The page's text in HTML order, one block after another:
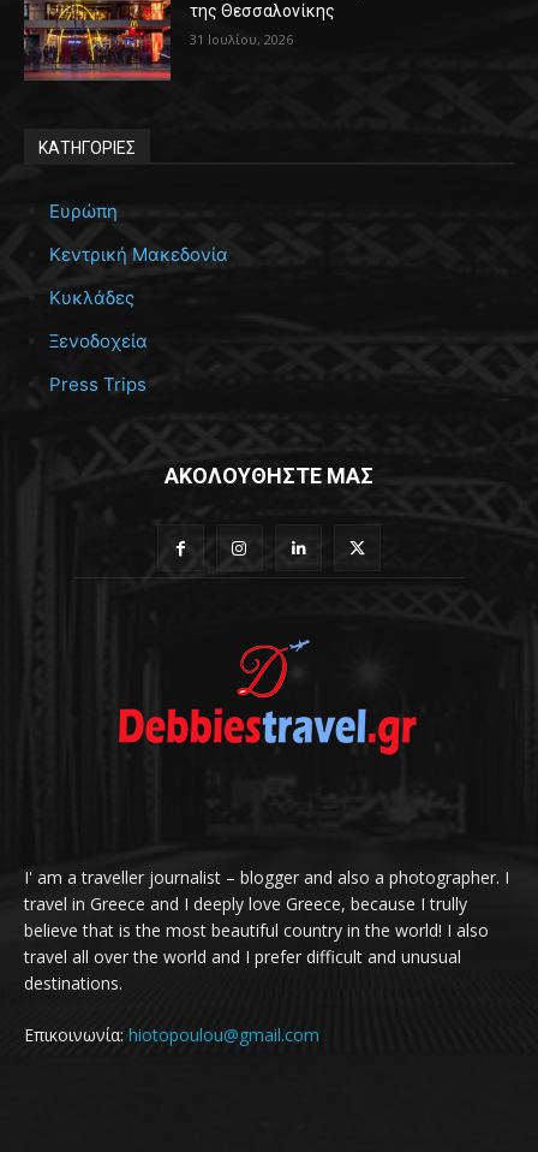
της Θεσσαλονίκης
31 Ιουλίου, 2026
ΚΑΤΗΓΟΡΙΕΣ
Ευρώπη
Κεντρική Μακεδονία
Κυκλάδες
Ξενοδοχεία
Press Trips
ΑΚΟΛΟΥΘΗΣΤΕ ΜΑΣ
I' am a traveller journalist – blogger and also a photographer. I
travel in Greece and I deeply love Greece, because I trully
believe that is the most beautiful country in the world! I also
travel all over the world and I prefer difficult and unusual
destinations.
Επικοινωνία: hiotopoulou@gmail.com